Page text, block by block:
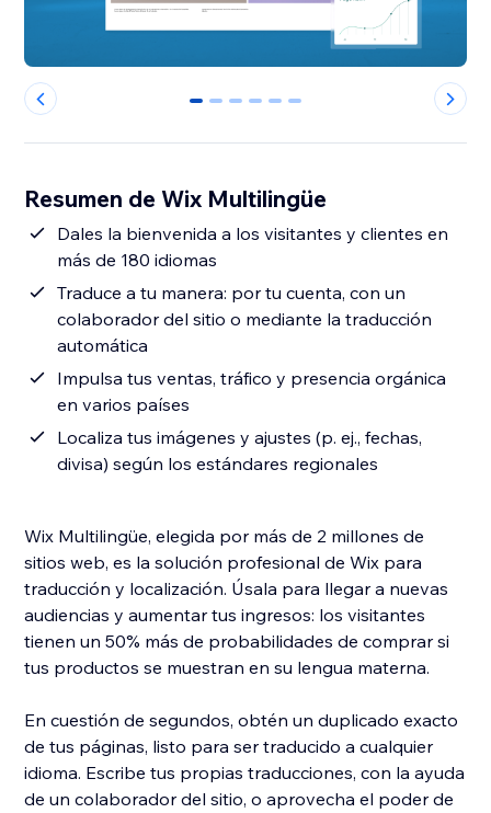
0 1 2 3 4 5
Resumen de Wix Multilingüe
Dales la bienvenida a los visitantes y clientes en
más de 180 idiomas
Traduce a tu manera: por tu cuenta, con un
colaborador del sitio o mediante la traducción
automática
Impulsa tus ventas, tráfico y presencia orgánica
en varios países
Localiza tus imágenes y ajustes (p. ej., fechas,
divisa) según los estándares regionales
Wix Multilingüe, elegida por más de 2 millones de
sitios web, es la solución profesional de Wix para
traducción y localización. Úsala para llegar a nuevas
audiencias y aumentar tus ingresos: los visitantes
tienen un 50% más de probabilidades de comprar si
tus productos se muestran en su lengua materna.
En cuestión de segundos, obtén un duplicado exacto
de tus páginas, listo para ser traducido a cualquier
idioma. Escribe tus propias traducciones, con la ayuda
de un colaborador del sitio, o aprovecha el poder de